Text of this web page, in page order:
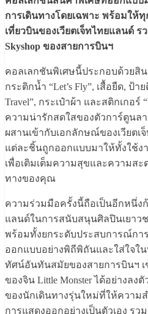
การเดินทางโดยเฉพาะ พร้อมให้
เที่ยวบินของเวียตเจ็ทไทยแลนด์
Skyshop ของสายการบินฯ
คอลเลกชันพิเศษนี้ประกอบด้วยสิ
กระติกน้ำ “Let’s Fly”, เสื้อยืด, ป้าย
Travel”, กระเป๋าผ้า และสติกเกอร์
ความน่ารักสดใสของตัวการ์ตูนลา
ผสานเข้ากับเอกลักษณ์ของเวียตเ
แต่ละชิ้นถูกออกแบบมาให้ทั้งใช้ง
เพื่อเติมเต็มความสุขและความส
ทางของคุณ
ความร่วมมือครั้งนี้ถือเป็นอีกหนึ่ง
แลนด์ในการสนับสนุนศิลปินเยาว
พร้อมทั้งยกระดับประสบการณ์ก
ออกแบบอย่างพิถีพิถันและใส่ใจใ
ทัศน์อันทันสมัยของสายการบินฯ
ของจิน Little Monster ได้อย่างล
ของนักเดินทางรุ่นใหม่ที่ให้ความ
การแสดงออกอย่างเป็นตัวเอง รว